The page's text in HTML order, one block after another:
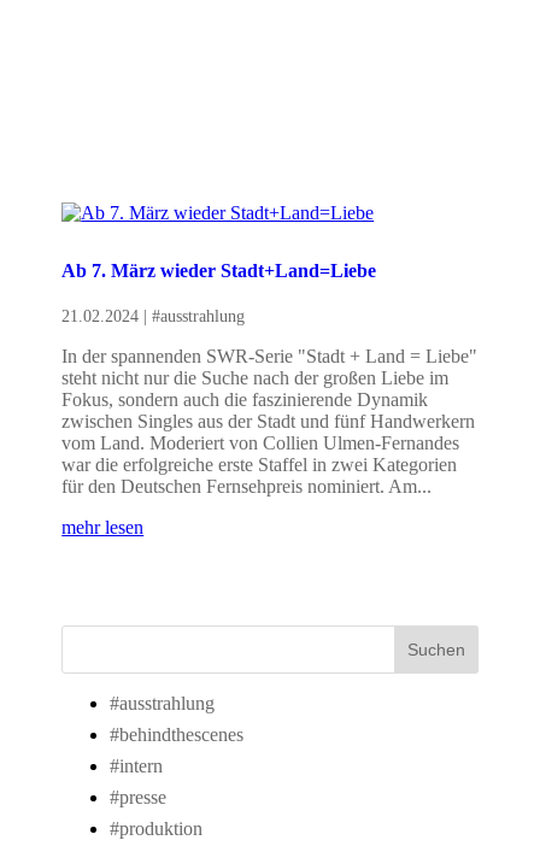
Ab 7. März wieder Stadt+Land=Liebe
21.02.2024 |#ausstrahlung
In der spannenden SWR-Serie "Stadt + Land = Liebe"
steht nicht nur die Suche nach der großen Liebe im
Fokus, sondern auch die faszinierende Dynamik
zwischen Singles aus der Stadt und fünf Handwerkern
vom Land. Moderiert von Collien Ulmen-Fernandes
war die erfolgreiche erste Staffel in zwei Kategorien
für den Deutschen Fernsehpreis nominiert. Am...
mehr lesen
Suchen
#ausstrahlung
#behindthescenes
#intern
#presse
#produktion